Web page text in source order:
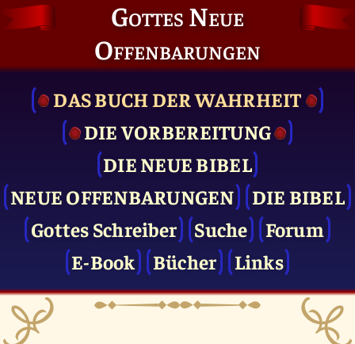
Gottes Neue
Offenbarungen
DAS BUCH DER WAHRHEIT
DIE VOR­BEREITUNG
DIE NEUE BIBEL
NEUE OFFENBARUNGEN
DIE BIBEL
Gottes Schreiber
Suche
Forum
E-Book
Bücher Links